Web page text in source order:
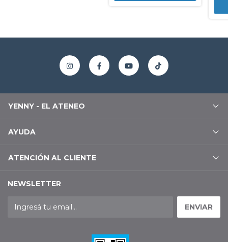
YENNY - EL ATENEO
AYUDA
ATENCIÓN AL CLIENTE
NEWSLETTER